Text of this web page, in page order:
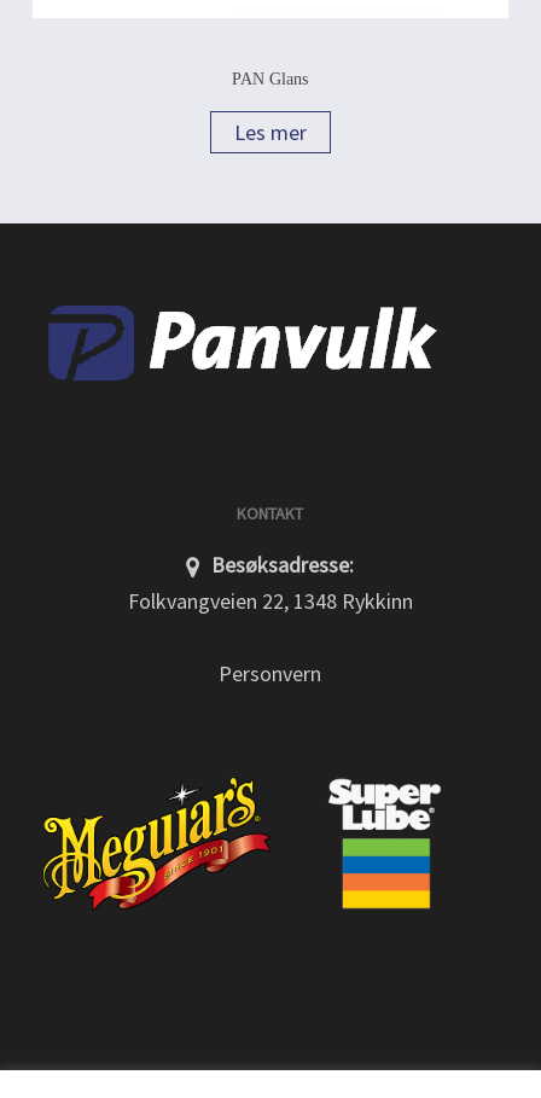
PAN Glans
Les mer
KONTAKT
Besøksadresse:
Folkvangveien 22, 1348 Rykkinn
Personvern